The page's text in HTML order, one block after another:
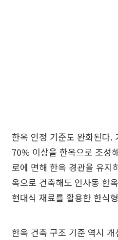
한옥 인정 기준도 완화된다.
70% 이상을 한옥으로 조성
로에 면해 한옥 경관을 유지
옥으로 건축해도 인사동 한
현대식 재료를 활용한 한식
한옥 건축 구조 기준 역시